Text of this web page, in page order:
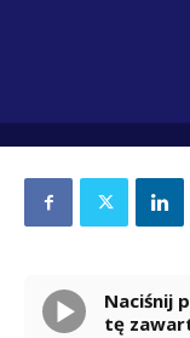
Naciśnij przycisk odtwarzania, aby odsłuchać
tę